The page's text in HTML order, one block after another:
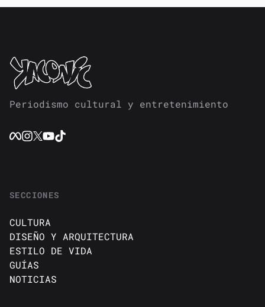
Periodismo cultural y entretenimiento
SECCIONES
CULTURA
DISEÑO Y ARQUITECTURA
ESTILO DE VIDA
GUÍAS
NOTICIAS